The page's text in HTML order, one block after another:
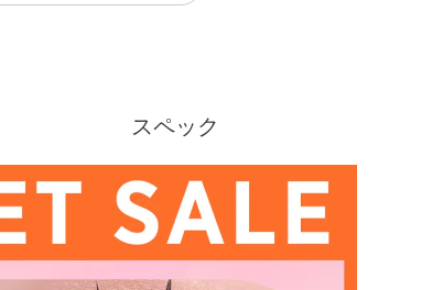
スペック
クーポン詳細